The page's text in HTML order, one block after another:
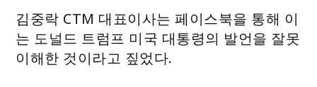
김중락 CTM 대표이사는 페이스북을 통해 이
는 도널드 트럼프 미국 대통령의 발언을 잘못
이해한 것이라고 짚었다.